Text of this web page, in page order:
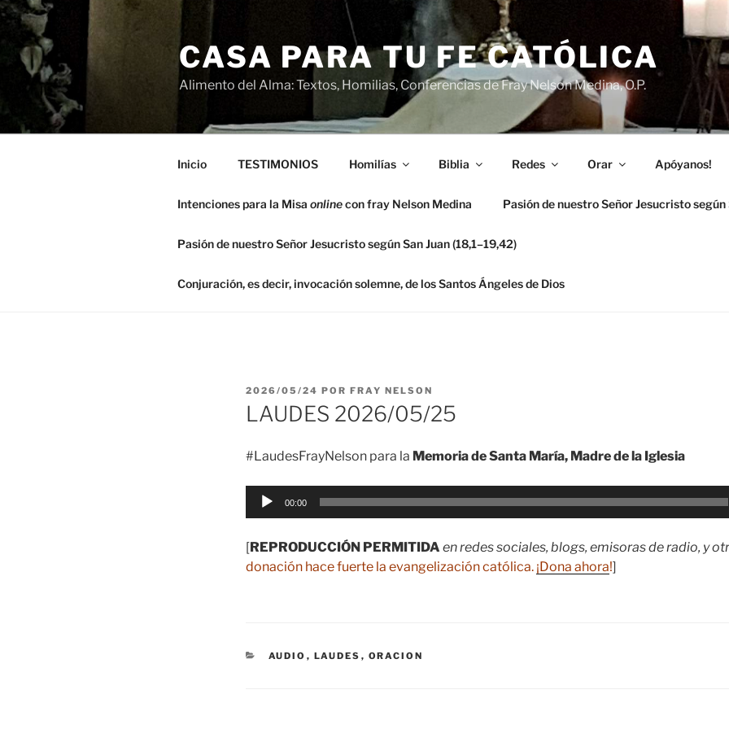
Saltar
contenido
CASA PARA TU FE CATÓLICA
Alimento del Alma: Textos, Homilias, Conferencias de Fray Nelson Medina, O.P.
Inicio TESTIMONIOS Homilías Biblia Redes Orar Apóyanos!
Intenciones para la Misa onlinecon fray Nelson Medina Pasión de nuestro Señor Jesucristo
Pasión de nuestro Señor Jesucristo según San Juan (18,1–19,42)
Conjuración, es decir, invocación solemne, de los Santos Ángeles de Dios
PUBLICADO
EL
2026/05/24 POR FRAY NELSON
LAUDES 2026/05/25
#LaudesFrayNelson para la Memoria de Santa María, Madre de la Iglesia
Reproductor
00:00
[REPRODUCCIÓN PERMITIDA en redes sociales, blogs, emisoras de radio, y
donación hace fuerte la evangelización católica. ¡Dona ahora!]
CATEGORÍAS
AUDIO , LAUDES , ORACION